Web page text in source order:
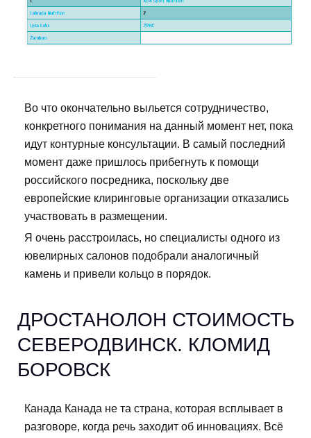
Во что окончательно выльется сотрудничество,
конкретного понимания на данный момент нет, пока
идут контурные консультации. В самый последний
момент даже пришлось прибегнуть к помощи
российского посредника, поскольку две
европейские клиринговые организации отказались
участвовать в размещении.
Я очень расстроилась, но специалисты одного из
ювелирных салонов подобрали аналогичный
камень и привели кольцо в порядок.
ДРОСТАНОЛОН СТОИМОСТЬ
СЕВЕРОДВИНСК. КЛОМИД
БОРОВСК
Канада Канада не та страна, которая всплывает в
разговоре, когда речь заходит об инновациях. Всё